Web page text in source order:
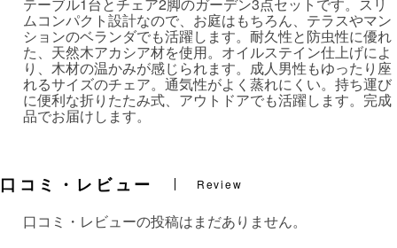
ムコンパクト設計なので、お庭はもちろん、テラスやマン
ションのベランダでも活躍します。耐久性と防虫性に優れ
た、天然木アカシア材を使用。オイルステイン仕上げによ
り、木材の温かみが感じられます。成人男性もゆったり座
れるサイズのチェア。通気性がよく蒸れにくい。持ち運び
に便利な折りたたみ式、アウトドアでも活躍します。完成
品でお届けします。
口コミ・レビュー Review
口コミ・レビューの投稿はまだありません。